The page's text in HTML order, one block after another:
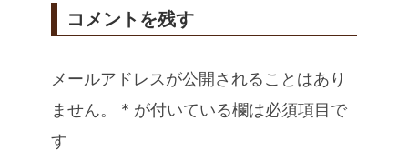
コメントを残す
メールアドレスが公開されることはあり
ません。
* が付いている欄は必須項目で
す